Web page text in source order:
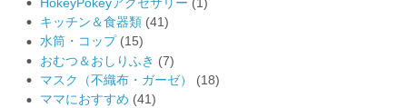
キッチン＆食器類 (41)
水筒・コップ (15)
おむつ＆おしりふき (7)
マスク（不織布・ガーゼ）
(18)
ママにおすすめ (41)